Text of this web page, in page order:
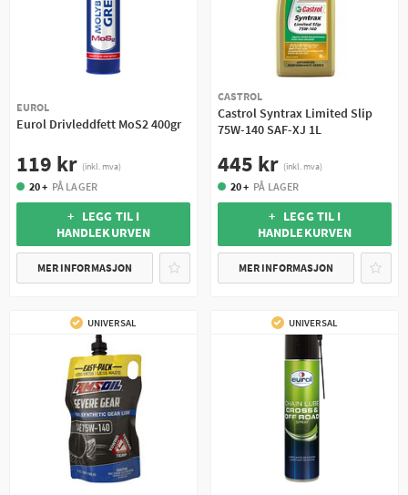
EUROL
Eurol Drivleddfett MoS2 400gr
119 kr (inkl. mva)
20 + PÅ LAGER
+ LEGG TIL I
HANDLEKURVEN
MER INFORMASJON
CASTROL
Castrol Syntrax Limited Slip
75W-140 SAF-XJ 1L
445 kr (inkl. mva)
20 + PÅ LAGER
+ LEGG TIL I
HANDLEKURVEN
MER INFORMASJON
UNIVERSAL UNIVERSAL